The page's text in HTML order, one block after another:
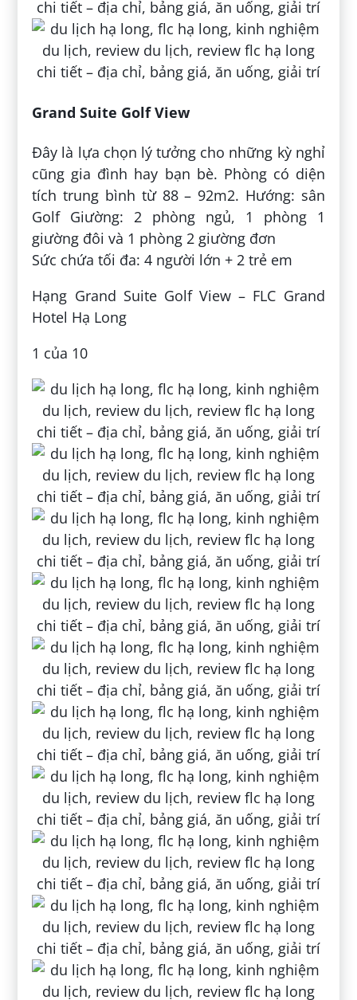
Grand Suite Golf View
Đây là lựa chọn lý tưởng cho những kỳ nghỉ
cũng gia đình hay bạn bè. Phòng có diện
tích trung bình từ 88 – 92m2. Hướng: sân
Golf Giường: 2 phòng ngủ, 1 phòng 1
giường đôi và 1 phòng 2 giường đơn
Sức chứa tối đa: 4 người lớn + 2 trẻ em
Hạng Grand Suite Golf View – FLC Grand
Hotel Hạ Long
1 của 10